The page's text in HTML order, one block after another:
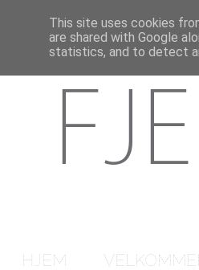
HJEM
This site uses cookies
are shared with Google
statistics, and to detect